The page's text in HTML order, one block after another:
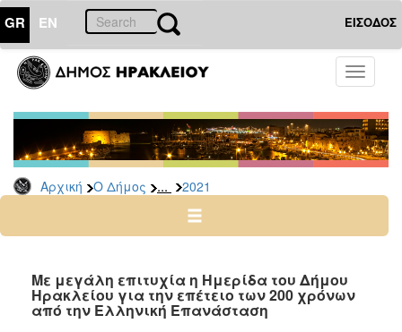
GR EN ΕΙΣΟΔΟΣ
Toggle
Αρχική Ο Δήμος ... 2021
ΔΗΜΟΣ
Δελτία
Τύπου
Αρχείο
2026
2024
2022
2021
Με μεγάλη επιτυχία η Ημερίδα του Δήμου
Ηρακλείου για την επέτειο των 200 χρόνων
από την Ελληνική Επανάσταση